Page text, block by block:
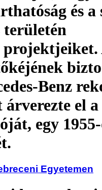
és a
területén
projektjeiket.
Benz
el
egy
Egyetemen